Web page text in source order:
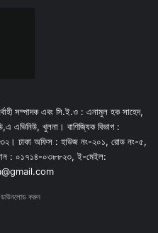
সম্পাদক এবং সি.ই.ও : এনামুল হক সাহেদ,
এভিনিউ, খুলনা। বাণিজ্যিক বিভাগ :
ঢাকা অফিস : হাউজ নং-২০১, রোড নং-৫,
: ০১৭১৪-০৩৮৮২৩, ই-মেইল:
করুন